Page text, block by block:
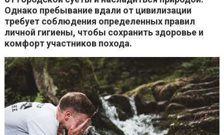
Однако пребывание вдали от цивилизации
требует соблюдения определенных правил
личной гигиены, чтобы сохранить здоровье и
комфорт участников похода.